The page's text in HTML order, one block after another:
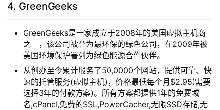
4. GreenGeeks
GreenGeeks是一家成立于2008年的美国虚拟主机商
之一，该公司被誉为最环保的绿色公司，在2009年被
美国环境保护署列为绿色能源合作伙伴。
从创办至今累计服务了50,0000个网站，提供可靠、快
速的托管服务(虚拟主机)，价格最低每个月$2.95(需要
选择3年的付款方案)。所有方案都提供1年的免费域
名,cPanel,免费的SSL,PowerCacher,无限SSD存储,无